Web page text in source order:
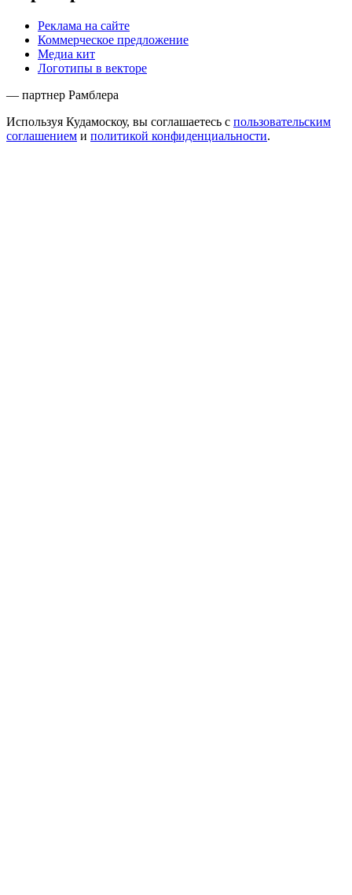
Реклама на сайте
Коммерческое предложение
Медиа кит
Логотипы в векторе
— партнер Рамблера
Используя Кудамоскоу, вы соглашаетесь с пользовательским
соглашением и политикой конфиденциальности.